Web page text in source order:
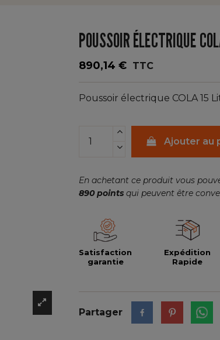
POUSSOIR ÉLECTRIQUE
890,14 € TTC
Poussoir électrique COLA 15
Ajouter au
En achetant ce produit vous
890points qui peuvent être
Satisfaction
garantie
Expédition
Rapide
Partager